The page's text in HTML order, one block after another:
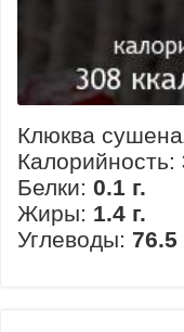
Клюква
Калорийность:
Белки: 0.1 г.
Жиры: 1.4 г.
Углеводы: 76.5